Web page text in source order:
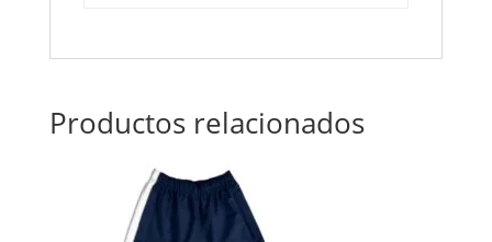
Productos relacionados